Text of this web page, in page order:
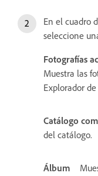
En el cuadro
seleccione
Fotografías
Muestra las
Explorador
Catálogo
del catálogo.
Álbum